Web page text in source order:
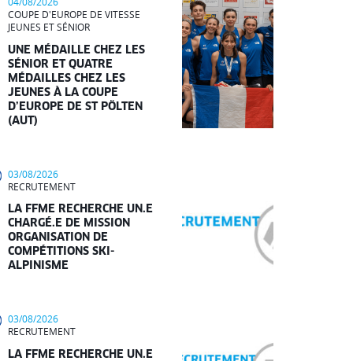
COUPE D'EUROPE DE VITESSE
JEUNES ET SÉNIOR
UNE MÉDAILLE CHEZ LES
SÉNIOR ET QUATRE
MÉDAILLES CHEZ LES
JEUNES À LA COUPE
D’EUROPE DE ST PÖLTEN
(AUT)
03/08/2026
RECRUTEMENT
LA FFME RECHERCHE UN.E
CHARGÉ.E DE MISSION
ORGANISATION DE
COMPÉTITIONS SKI-
ALPINISME
03/08/2026
RECRUTEMENT
LA FFME RECHERCHE UN.E